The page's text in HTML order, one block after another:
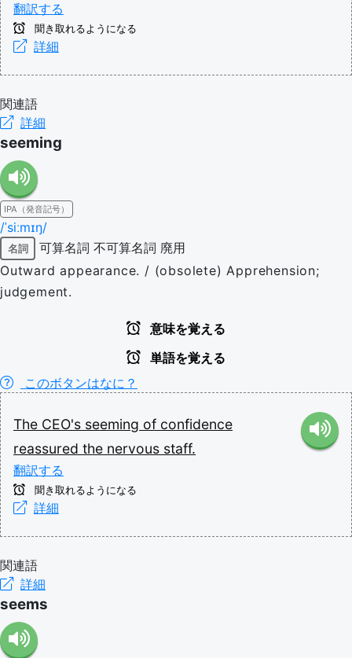
翻訳する
聞き取れるようになる
詳細
関連語
詳細
seeming
IPA（発音記号）
/ˈsiːmɪŋ/
名詞 可算名詞 不可算名詞 廃用
Outward appearance. / (obsolete) Apprehension;
judgement.
意味を覚える
単語を覚える
このボタンはなに？
The CEO's seeming of confidence
reassured the nervous staff.
翻訳する
聞き取れるようになる
詳細
関連語
詳細
seems